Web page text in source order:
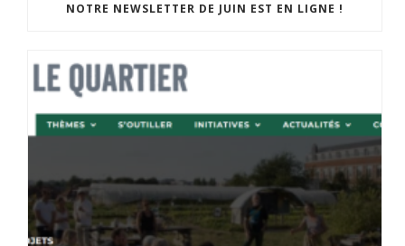
NOTRE NEWSLETTER DE JUIN EST EN LIGNE !